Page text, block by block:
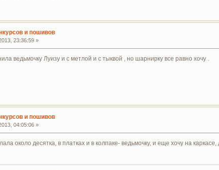
и пошивов
23:36:59 »
ведьмочку Луизу и с метлой и с тыквой , но шарнирку все равно хочу .
и пошивов
04:05:06 »
около десятка, в платках и в колпаке- ведьмочку, и еще хочу на